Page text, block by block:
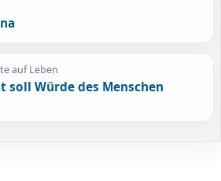
auf Leben
Würde des Menschen